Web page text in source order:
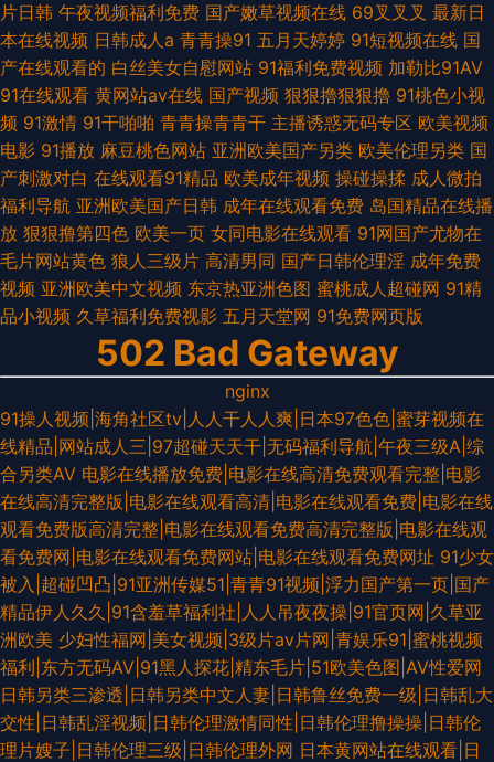
片日韩 午夜视频福利免费 国产嫩草视频在线 69叉叉叉 最新日
本在线视频 日韩成人a 青青操91 五月天婷婷 91短视频在线 国
产在线观看的 白丝美女自慰网站 91福利免费视频 加勒比91AV
91在线观看 黄网站av在线 国产视频 狠狠擼狠狠擼 91桃色小视
频 91激情 91干啪啪 青青操青青干 主播诱惑无码专区 欧美视频
电影 91播放 麻豆桃色网站 亚洲欧美国产另类 欧美伦理另类 国
产刺激对白 在线观看91精品 欧美成年视频 操碰操揉 成人微拍
福利导航 亚洲欧美国产日韩 成年在线观看免费 岛国精品在线播
放 狠狠撸第四色 欧美一页 女同电影在线观看 91网国产尤物在
毛片网站黄色 狼人三级片 高清男同 国产日韩伦理淫 成年免费
视频 亚洲欧美中文视频 东京热亚洲色图 蜜桃成人超碰网 91精
品小视频 久草福利免费视影 五月天堂网 91免费网页版
502 Bad Gateway
nginx
91操人视频|海角社区tv|人人干人人爽|日本97色色|蜜芽视频在
线精品|网站成人三|97超碰天天干|无码福利导航|午夜三级A|综
合另类AV 电影在线播放免费|电影在线高清免费观看完整|电影
在线高清完整版|电影在线观看高清|电影在线观看免费|电影在线
观看免费版高清完整|电影在线观看免费高清完整版|电影在线观
看免费网|电影在线观看免费网站|电影在线观看免费网址 91少女
被入|超碰凹凸|91亚洲传媒51|青青91视频|浮力国产第一页|国产
精品伊人久久|91含羞草福利社|人人吊夜夜操|91官页网|久草亚
洲欧美 少妇性福网|美女视频|3级片av片网|青娱乐91|蜜桃视频
福利|东方无码AV|91黑人探花|精东毛片|51欧美色图|AV性爱网
日韩另类三渗透|日韩另类中文人妻|日韩鲁丝免费一级|日韩乱大
交性|日韩乱淫视频|日韩伦理激情同性|日韩伦理撸操操|日韩伦
理片嫂子|日韩伦理三级|日韩伦理外网 日本黄网站在线观看|日